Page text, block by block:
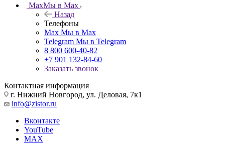
MaxМы в Max
Назад
Телефоны
Max Мы в Max
Telegram Мы в Telegram
8 800 600-40-82
+7 901 132-84-60
Заказать звонок
Контактная информация
г. Нижний Новгород, ул. Деловая, 7к1
info@zistor.ru
Вконтакте
YouTube
MAX